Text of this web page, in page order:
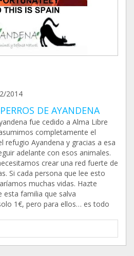
2014
DE AYANDENA
fue cedido a Alma Libre
completamente el
refugio Ayandena y gracias a esa
adelante con esos animales.
crear una red fuerte de
Si cada persona que lee esto
muchas vidas. Hazte
familia que salva
1€, pero para ellos… es todo